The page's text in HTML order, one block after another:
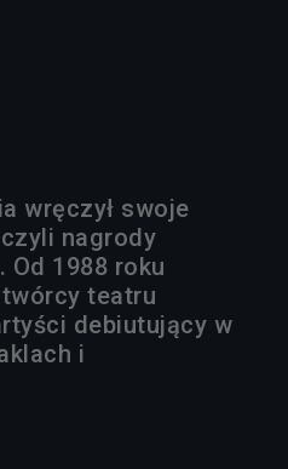
wręczył swoje
nagrody
Od 1988 roku
teatru
debiutujący w
i